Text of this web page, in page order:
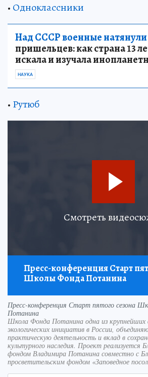
• Одноклассники
Над СССР военные натянули
пришельцев: как страна 13
искала и изучала
НАУКА
• Рутюб
Смотреть
Пресс-конференция Старт
Школы Фонда Потанина
Пресс-конференция Старт пятого сезона
Потанина
Школа Фонда Потанина одна из крупнейших
экологических инициатив в России,
практическую деятельность и вклад в
культурного наследия. Проект реализуется
фондом Владимира Потанина совместно с
просветительским фондом «Заповедное